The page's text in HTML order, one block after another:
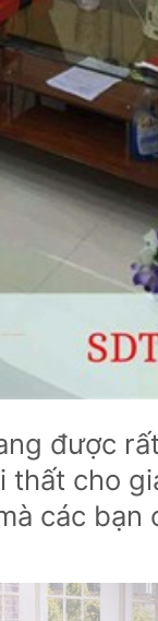
được
cho
các bạn